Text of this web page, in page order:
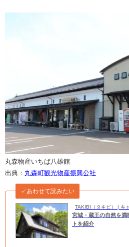
丸森物産いちば八雄館
出典： 丸森町観光物産振興公社
TAKIBI（タキビ） | キ
✓あわせて読みたい
宮城・蔵王の自然を満
トを紹介